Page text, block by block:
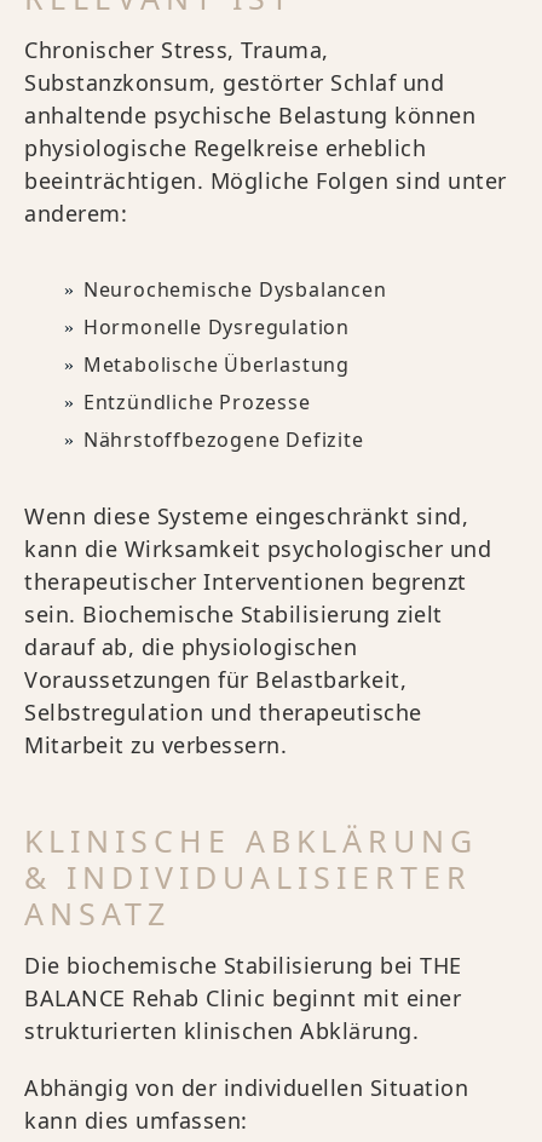
Chronischer Stress, Trauma,
Substanzkonsum, gestörter Schlaf und
anhaltende psychische Belastung können
physiologische Regelkreise erheblich
beeinträchtigen. Mögliche Folgen sind unter
anderem:
Neurochemische Dysbalancen
Hormonelle Dysregulation
Metabolische Überlastung
Entzündliche Prozesse
Nährstoffbezogene Defizite
Wenn diese Systeme eingeschränkt sind,
kann die Wirksamkeit psychologischer und
therapeutischer Interventionen begrenzt
sein. Biochemische Stabilisierung zielt
darauf ab, die physiologischen
Voraussetzungen für Belastbarkeit,
Selbstregulation und therapeutische
Mitarbeit zu verbessern.
KLINISCHE ABKLÄRUNG
& INDIVIDUALISIERTER
ANSATZ
Die biochemische Stabilisierung bei THE
BALANCE Rehab Clinic beginnt mit einer
strukturierten klinischen Abklärung.
Abhängig von der individuellen Situation
kann dies umfassen: